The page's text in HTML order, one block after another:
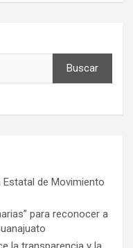
Buscar
Estatal de Movimiento
para reconocer a